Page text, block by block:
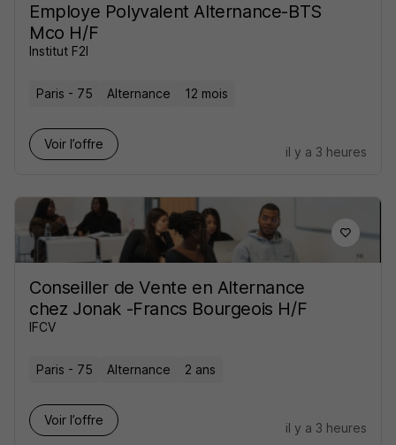
Employe Polyvalent Alternance-BTS
Mco H/F
Institut F2I
Paris - 75 Alternance 12 mois
Voir l’offre
il y a 3 heures
Conseiller de Vente en Alternance
chez Jonak -Francs Bourgeois H/F
IFCV
Paris - 75 Alternance 2 ans
Voir l’offre
il y a 3 heures